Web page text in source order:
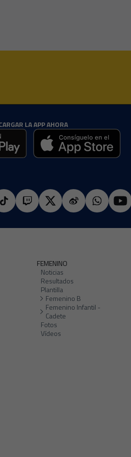
LA APP AHORA
FEMENINO
Noticias
Resultados
Plantilla
Femenino B
Femenino Infantil -
Cadete
Fotos
Vídeos